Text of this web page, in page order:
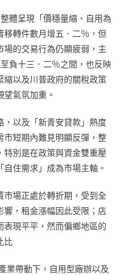
體呈現「價穩量縮、自用為
轉件數月增五．二％，但
的交易行為仍顯疲弱，主
負十三．二％之間，也反映
縮以及川普政府的關稅政策
氣氛加重。
，以及「新青安貸款」熱度
短期內難見明顯反彈，整
別是在政策與資金雙重壓
住需求」成為市場主軸。
場正處於轉折期，受到全
，租金漲幅因此受限；店
現平平，然而偏鄉地區的
比
業帶動下，自用型廠辦以及